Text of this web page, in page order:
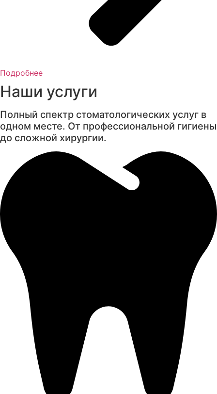
Подробнее
Наши услуги
Полный спектр стоматологических услуг в
одном месте. От профессиональной гигиены
до сложной хирургии.